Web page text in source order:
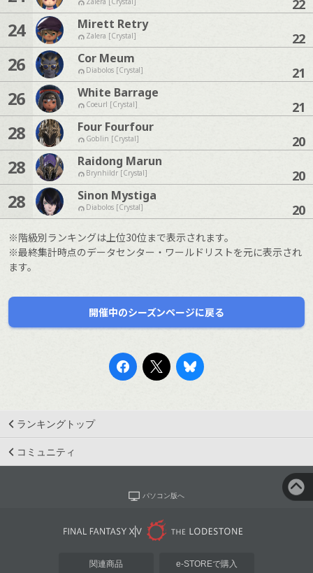
22
24 Mirett Retry
Zalera [Crystal] 22
26 Cor Meum
Diabolos [Crystal] 21
26 White Barrage
Coeurl [Crystal] 21
28 Four Fourfour
Goblin [Crystal] 20
28 Raidong Marun
Brynhildr [Crystal] 20
28 Sinon Mystiga
Diabolos [Crystal] 20
※階級別ランキングは上位30位まで表示されます。
※最終集計時点のデータセンター・ワールドリストを元に表示され
ます。
開催中のシーズンページに戻る
ランキングトップ
コミュニティ
パソコン版へ
関連商品 e-STOREで購入